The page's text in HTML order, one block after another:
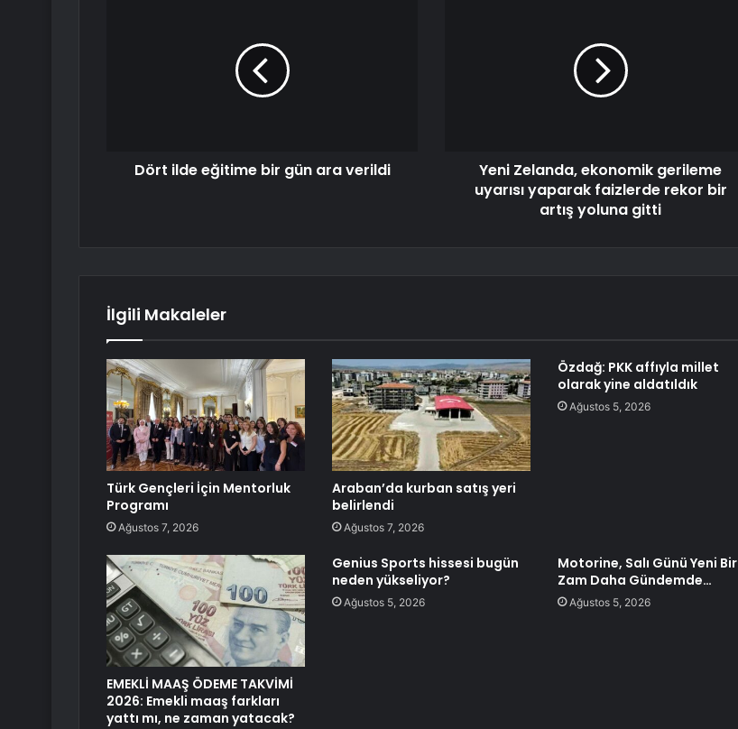
Dört ilde eğitime bir gün ara verildi
Yeni Zelanda, ekonomik gerileme
uyarısı yaparak faizlerde rekor bir
artış yoluna gitti
İlgili Makaleler
Türk Gençleri İçin Mentorluk
Programı
Ağustos 7, 2026
Araban’da kurban satış yeri
belirlendi
Ağustos 7, 2026
Özdağ: PKK affıyla millet
olarak yine aldatıldık
Ağustos 5, 2026
EMEKLİ MAAŞ ÖDEME TAKVİMİ
2026: Emekli maaş farkları
yattı mı, ne zaman yatacak?
Genius Sports hissesi bugün
neden yükseliyor?
Ağustos 5, 2026
Motorine, Salı Günü Yeni Bir
Zam Daha Gündemde…
Ağustos 5, 2026